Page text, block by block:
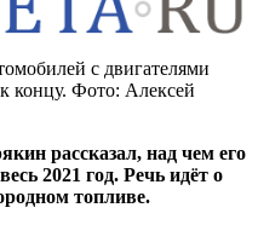
с двигателями
концу. Фото: Алексей
рассказал, над чем его
2021 год. Речь идёт о
топливе.